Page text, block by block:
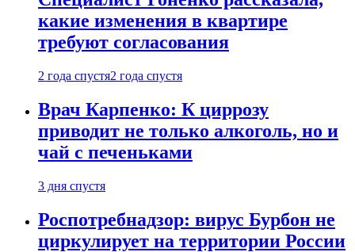
какие изменения в квартире
требуют согласования
2 года спустя2 года спустя
Врач Карпенко: К циррозу
приводит не только алкоголь, но и
чай с печеньками
3 дня спустя
Роспотребнадзор: вирус Бурбон не
циркулирует на территории России